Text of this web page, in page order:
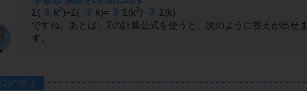
Σ( 3 k2)+Σ( -7 k)= 3 Σ(k2) -7 Σ(k)
ですね。あとは、Σの計算公式を使うと、次のように答えが出せま
す。
(2)の答え